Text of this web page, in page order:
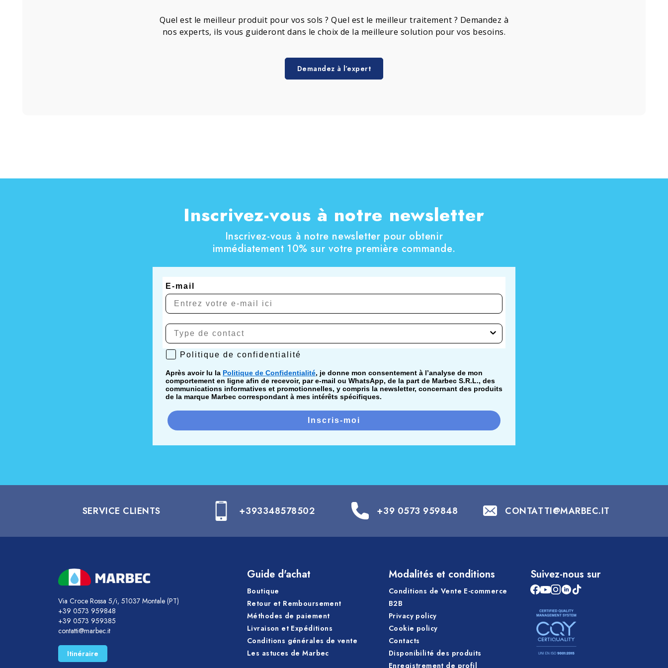
Quel est le meilleur produit pour vos sols ? Quel est le meilleur traitement ? Demandez à
nos experts, ils vous guideront dans le choix de la meilleure solution pour vos besoins.
Demandez à l’expert
Inscrivez-vous à notre newsletter
Inscrivez-vous à notre newsletter pour obtenir
immédiatement 10% sur votre première commande.
E-mail
Politique de confidentialité
Politique de confidentialité
Après avoir lu la Politique de Confidentialité, je donne mon consentement à l’analyse de mon
comportement en ligne afin de recevoir, par e-mail ou WhatsApp, de la part de Marbec S.R.L., des
communications informatives et promotionnelles, y compris la newsletter, concernant des produits
de la marque Marbec correspondant à mes intérêts spécifiques.
Inscris-moi
SERVICE CLIENTS +393348578502 +39 0573 959848 CONTATTI@MARBEC.IT
Via Croce Rossa 5/i, 51037 Montale (PT)
+39 0573 959848
+39 0573 959385
contatti@marbec.it
Itinéraire
Guide d'achat
Boutique
Retour et Remboursement
Méthodes de paiement
Livraison et Expéditions
Conditions générales de vente
Les astuces de Marbec
Modalités et conditions
Conditions de Vente E-commerce
B2B
Privacy policy
Cookie policy
Contacts
Disponibilité des produits
Enregistrement de profil
Suivez-nous sur